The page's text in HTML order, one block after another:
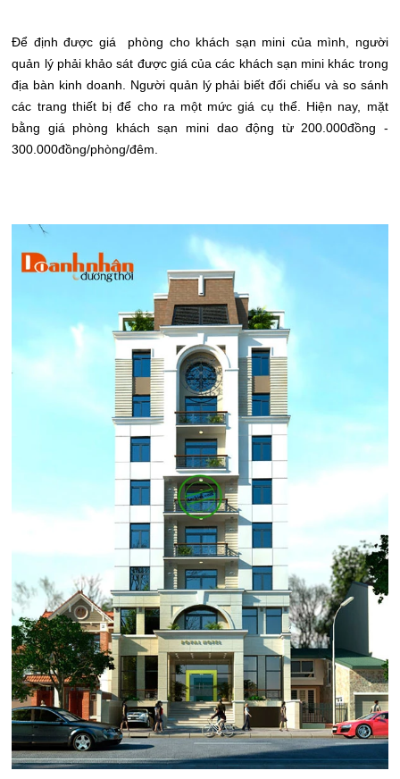
Để định được giá phòng cho khách sạn mini của mình, người
quản lý phải khảo sát được giá của các khách sạn mini khác trong
địa bàn kinh doanh. Người quản lý phải biết đối chiếu và so sánh
các trang thiết bị để cho ra một mức giá cụ thể. Hiện nay, mặt
bằng giá phòng khách sạn mini dao động từ 200.000đồng -
300.000đồng/phòng/đêm.